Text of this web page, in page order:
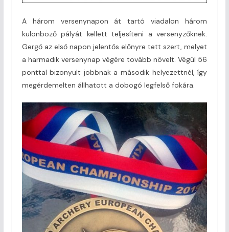
A három versenynapon át tartó viadalon három
különböző pályát kellett teljesíteni a versenyzőknek.
Gergő az első napon jelentős előnyre tett szert, melyet
a harmadik versenynap végére tovább növelt. Végül 56
ponttal bizonyult jobbnak a második helyezettnél, így
megérdemelten állhatott a dobogó legfelső fokára.